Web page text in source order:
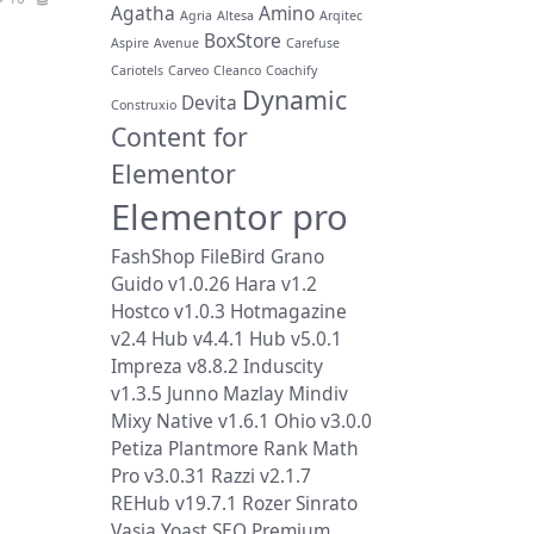
Agatha Agria Altesa Amino Arqitec
Aspire Avenue BoxStore Carefuse
Cariotels Carveo Cleanco Coachify
Construxio Devita Dynamic
Content for
Elementor
Elementor pro
FashShop FileBird Grano
Guido v1.0.26 Hara v1.2
Hostco v1.0.3 Hotmagazine
v2.4 Hub v4.4.1 Hub v5.0.1
Impreza v8.8.2 Induscity
v1.3.5 Junno Mazlay Mindiv
Mixy Native v1.6.1 Ohio v3.0.0
Petiza Plantmore Rank Math
Pro v3.0.31 Razzi v2.1.7
REHub v19.7.1 RozerSinrato